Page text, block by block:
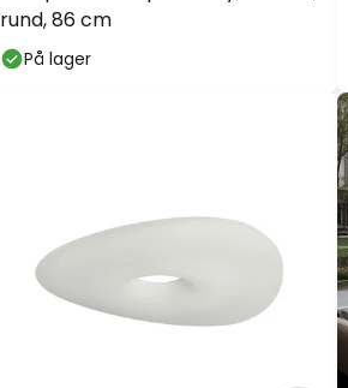
dimbar, rund, 86 cm
På lager